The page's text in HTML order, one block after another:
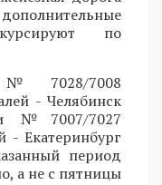
по
№7028/7008
- Челябинск
№7007/7027
- Екатеринбург
период
а не с пятницы